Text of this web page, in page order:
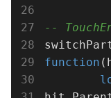
--
function